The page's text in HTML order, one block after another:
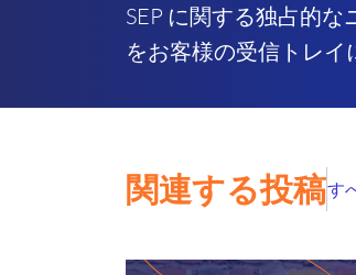
SEP に関する独占的な
をお客様の受信トレイ
関連する投稿す